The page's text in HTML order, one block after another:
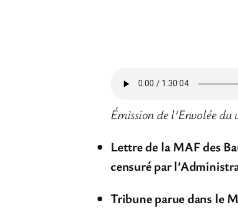
Émission de l’Envolée
Lettre de la MAF des
censuré par
Tribune parue dans le